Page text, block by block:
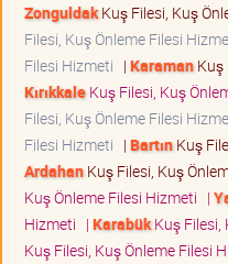
ZonguldakKuş Filesi, Kuş
Filesi, Kuş Önleme Filesi
Filesi Hizmeti | KaramanKuş
KırıkkaleKuş Filesi, Kuş
Filesi, Kuş Önleme Filesi
Filesi Hizmeti | BartınKuş
ArdahanKuş Filesi, Kuş
Kuş Önleme Filesi Hizmeti |
Hizmeti | KarabükKuş Filesi,
Kuş Filesi, Kuş Önleme Filesi